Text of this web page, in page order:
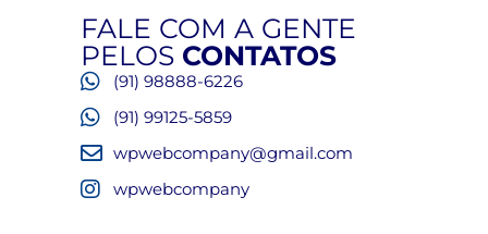
FALE COM A GENTE
PELOS CONTATOS
(91) 98888-6226
(91) 99125-5859
wpwebcompany@gmail.com
wpwebcompany